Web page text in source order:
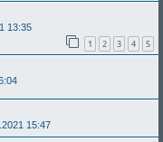
13:35
1 2 3 4 5
15:47